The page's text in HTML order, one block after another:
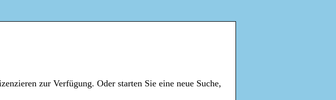
zur Verfügung. Oder starten Sie eine neue Suche,